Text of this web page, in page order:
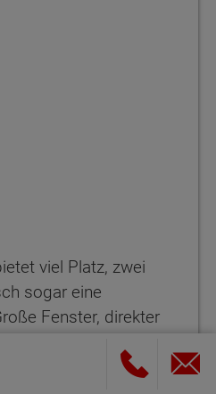
viel Platz, zwei
sogar eine
Fenster, direkter